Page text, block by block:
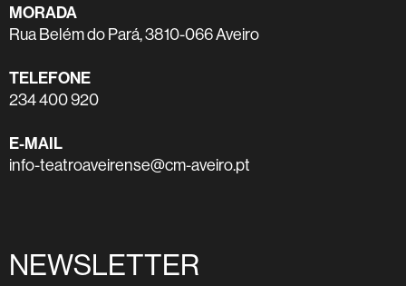
MORADA
Rua Belém do Pará, 3810-066 Aveiro
TELEFONE
234 400 920
E-MAIL
info-teatroaveirense@cm-aveiro.pt
NEWSLETTER